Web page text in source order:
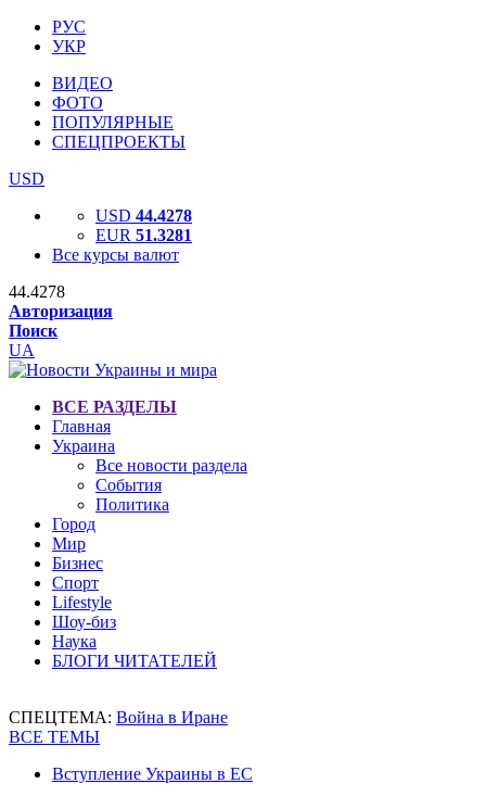
РУС
УКР
ВИДЕО
ФОТО
ПОПУЛЯРНЫЕ
СПЕЦПРОЕКТЫ
USD
USD 44.4278
EUR 51.3281
Все курсы валют
44.4278
Авторизация
Поиск
UA
ВСЕ РАЗДЕЛЫ
Главная
Украина
Все новости раздела
События
Политика
Город
Мир
Бизнес
Спорт
Lifestyle
Шоу-биз
Наука
БЛОГИ ЧИТАТЕЛЕЙ
СПЕЦТЕМА: Война в Иране
ВСЕ ТЕМЫ
Вступление Украины в ЕС